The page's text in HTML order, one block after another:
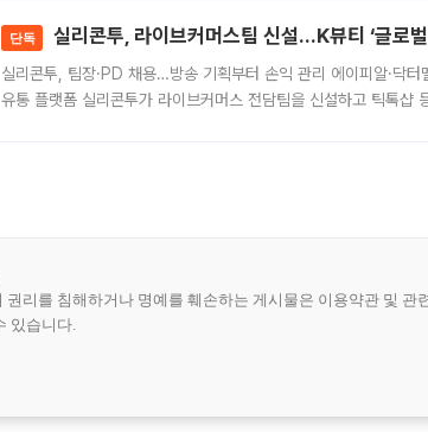
단독 실리콘투, 라이브커머스팀 신설…K뷰티 ‘글로벌
실리콘투, 팀장·PD 채용…방송 기획부터 손익 관리 에이피알·닥
유통 플랫폼 실리콘투가 라이브커머스 전담팀을 신설하고 틱톡샵